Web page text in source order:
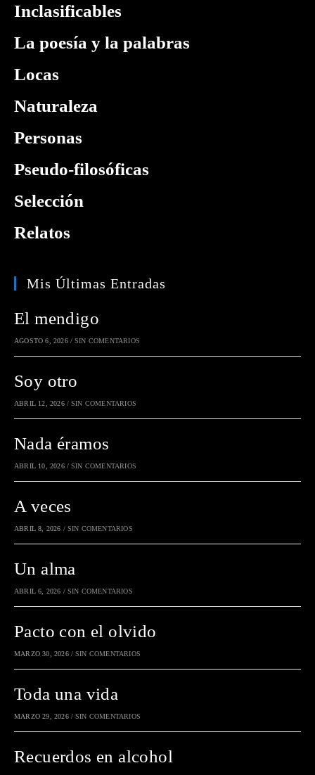
Inclasificables
La poesía y la palabras
Locas
Naturaleza
Personas
Pseudo-filosóficas
Selección
Relatos
Mis Últimas Entradas
El mendigo
AGOSTO 6, 2026 / SIN COMENTARIOS
Soy otro
ABRIL 12, 2026 / SIN COMENTARIOS
Nada éramos
ABRIL 10, 2026 / SIN COMENTARIOS
A veces
ABRIL 8, 2026 / SIN COMENTARIOS
Un alma
ABRIL 6, 2026 / SIN COMENTARIOS
Pacto con el olvido
MARZO 30, 2026 / SIN COMENTARIOS
Toda una vida
MARZO 29, 2026 / SIN COMENTARIOS
Recuerdos en alcohol